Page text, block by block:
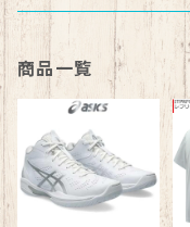
商品一覧